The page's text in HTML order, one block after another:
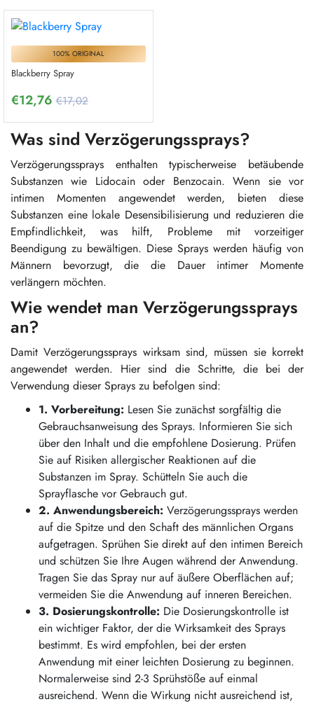
100% ORIGINAL
Blackberry Spray
€12,76 €17,02
Was sind Verzögerungssprays?
Verzögerungssprays enthalten typischerweise betäubende
Substanzen wie Lidocain oder Benzocain. Wenn sie vor
intimen Momenten angewendet werden, bieten diese
Substanzen eine lokale Desensibilisierung und reduzieren die
Empfindlichkeit, was hilft, Probleme mit vorzeitiger
Beendigung zu bewältigen. Diese Sprays werden häufig von
Männern bevorzugt, die die Dauer intimer Momente
verlängern möchten.
Wie wendet man Verzögerungssprays
an?
Damit Verzögerungssprays wirksam sind, müssen sie korrekt
angewendet werden. Hier sind die Schritte, die bei der
Verwendung dieser Sprays zu befolgen sind:
1. Vorbereitung: Lesen Sie zunächst sorgfältig die
Gebrauchsanweisung des Sprays. Informieren Sie sich
über den Inhalt und die empfohlene Dosierung. Prüfen
Sie auf Risiken allergischer Reaktionen auf die
Substanzen im Spray. Schütteln Sie auch die
Sprayflasche vor Gebrauch gut.
2. Anwendungsbereich: Verzögerungssprays werden
auf die Spitze und den Schaft des männlichen Organs
aufgetragen. Sprühen Sie direkt auf den intimen Bereich
und schützen Sie Ihre Augen während der Anwendung.
Tragen Sie das Spray nur auf äußere Oberflächen auf;
vermeiden Sie die Anwendung auf inneren Bereichen.
3. Dosierungskontrolle: Die Dosierungskontrolle ist
ein wichtiger Faktor, der die Wirksamkeit des Sprays
bestimmt. Es wird empfohlen, bei der ersten
Anwendung mit einer leichten Dosierung zu beginnen.
Normalerweise sind 2-3 Sprühstöße auf einmal
ausreichend. Wenn die Wirkung nicht ausreichend ist,